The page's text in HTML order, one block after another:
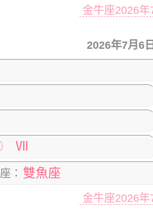
金牛座2026
2026年7月6
Ⅶ
： 雙魚座
金牛座2026